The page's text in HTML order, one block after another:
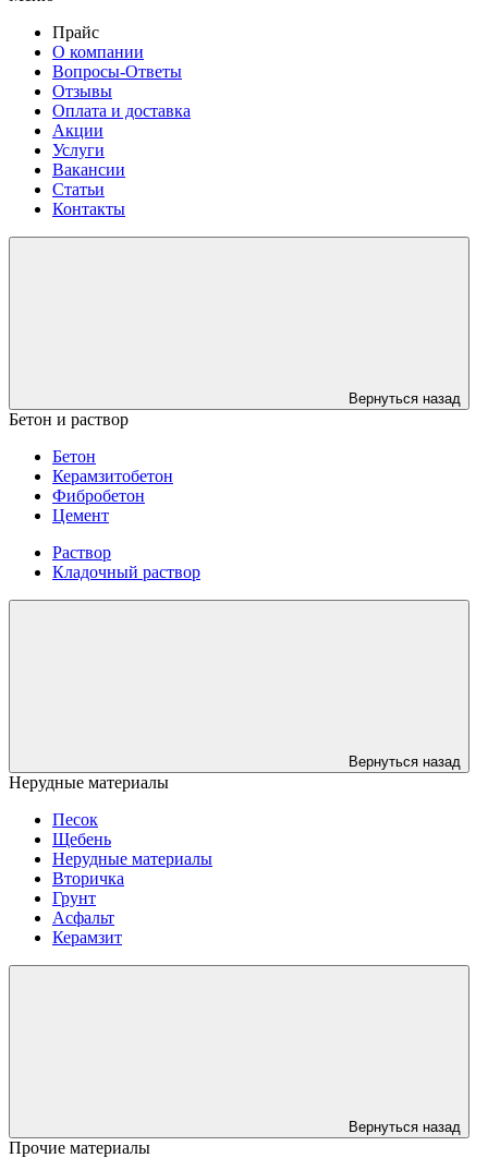
Прайс
О компании
Вопросы-Ответы
Отзывы
Оплата и доставка
Акции
Услуги
Вакансии
Статьи
Контакты
Вернуться назад
Бетон и раствор
Бетон
Керамзитобетон
Фибробетон
Цемент
Раствор
Кладочный раствор
Вернуться назад
Нерудные материалы
Песок
Щебень
Нерудные материалы
Вторичка
Грунт
Асфальт
Керамзит
Вернуться назад
Прочие материалы